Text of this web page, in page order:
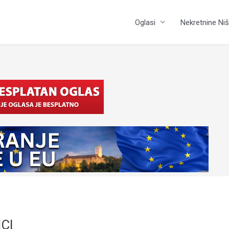
Oglasi Nekretnine Niš